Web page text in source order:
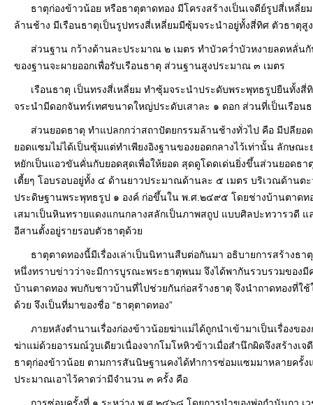
ธาตุก่องข้าวน้อย หรือธาตุตาดทอง มีโครงสร้างเป็นเจดีย์รูปสี่เหลี่
ล้านช้าง มีเรือนธาตุเป็นรูปทรงสี่เหลี่ยมมีซุ้มจระนำอยู่ทั้งสี่ทิศ ตัวธาตุ
ส่วนฐาน กว้างด้านละประมาณ ๒ เมตร ทำบัวคว่ำบัวหงายลดหลั่น
ของฐานจะผายออกเพื่อรับเรือนธาตุ ส่วนฐานสูงประมาณ ๓ เมตร
เรือนธาตุ เป็นทรงสี่เหลี่ยม ทำซุ้มจระนำประดับพระพุทธรูปยืนทั้งสี่
จระนำมีดอกจันทร์เทศขนาดใหญ่ประดับเสาละ ๑ ดอก ส่วนที่เป็นเรือน
ส่วนยอดธาตุ ทำแปลกกว่าสถาปัตยกรรมล้านช้างทั่วไป คือ มีปลียอด
ยอดแซมไม่ได้เป็นซุ้มแต่ทำเพียงอิงฐานของยอดกลางไว้เท่านั้น ลักษ
หยักเป็นแอวขันคั่นกับยอดสุดเพื่อให้ยอด สุดดูโดดเด่นยิ่งขึ้นส่วนยอดธ
เตี้ยๆ โอบรอบอยู่ทั้ง ๔ ด้านยาวประมาณด้านละ ๕ เมตร บริเวณด้านต
ประดิษฐานพระพุทธรูป ๑ องค์ ก่อขึ้นใน พ.ศ.๒๔๙๕ โดยช่างบ้านตาดท
เสมาเป็นหินทรายแดงแกนกลางสลักเป็นภาพสถูป แบบศิลปะทวารวดี
อีสานตั้งอยู่รายรอบตัวธาตุด้วย
ธาตุตาดทองนี้มีเรื่องเล่าเป็นนิทานสืบต่อกันมา อธิบายการสร้างธา
หนึ่งทราบข่าวว่าจะมีการบูรณะพระธาตุพนม จึงได้พากันรวบรวมของ
บ้านตาดทอง พบกับชาวบ้านที่ไปช่วยกันก่อสร้างธาตุ จึงนำถาดทองที่ใ
ด้วย จึงเป็นที่มาของชื่อ “ธาตุตาดทอง”
ภายหลังตำนานเรื่องก่องข้าวน้อยฆ่าแม่ได้ถูกนำเข้ามาเป็นเรื่องขอ
ฆ่าแม่ด้วยอารมณ์วูบเดียวเนื่องจากโมโหหิวข้าวเมื่อสำนึกผิดจึงสร้างเ
ธาตุก่องข้าวน้อย ตามการสันนิษฐานคงได้ทำการซ่อมแซมมาหลายครั้
ประมาณเอาไว้คาดว่ามีจำนวน ๓ ครั้ง คือ